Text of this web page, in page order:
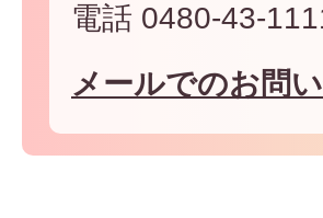
電話 0480-43-
メールでのお問